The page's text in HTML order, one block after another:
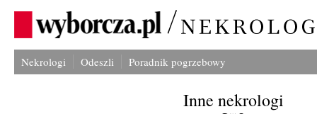
Nekrologi Odeszli Poradnik pogrzebowy
Inne nekrologi